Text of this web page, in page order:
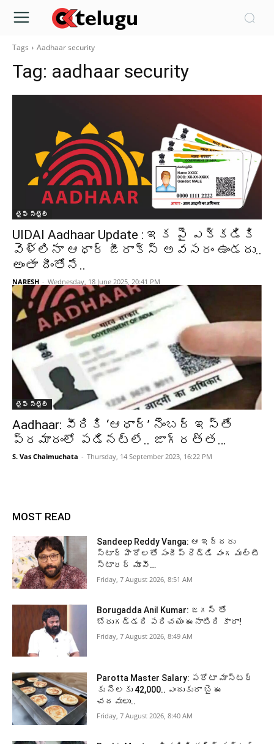
Tags Aadhaar security
Tag: aadhaar security
లైఫ్ స్టైల్
UIDAI Aadhaar Update : ఇక పై ఎక్కడికి
వెళ్లినా ఆధార్ జీరాక్స్ అవసరం ఉండదు..
అంతా దీంతోనే..
NARESH - Wednesday, 18 June 2025, 20:41 PM
లైఫ్ స్టైల్
Aadhaar: వీరికి ‘ఆధార్’ నెంబర్ ఇస్తే
ప్రమాదంలో పడినట్లే.. జాగ్రత్త…
S. Vas Chaimuchata - Thursday, 14 September 2023, 16:22 PM
MOST READ
Sandeep Reddy Vanga: ఆ ఇద్దరు
స్టార్ హీరోలతో సందీప్ రెడ్డి వంగ మల్టీ
స్టారర్ మూవీ…
Friday, 7 August 2026, 8:51 AM
Borugadda Anil Kumar: జగన్ తో
బోరుగడ్డది పరిచయం ఈనాటిది కాదా!
Friday, 7 August 2026, 8:49 AM
Parotta Master Salary: పరోటా మాస్టర్
కు నెలకు 42,000.. ఎందుకురా బై ఈ
చదవులు..
Friday, 7 August 2026, 8:40 AM